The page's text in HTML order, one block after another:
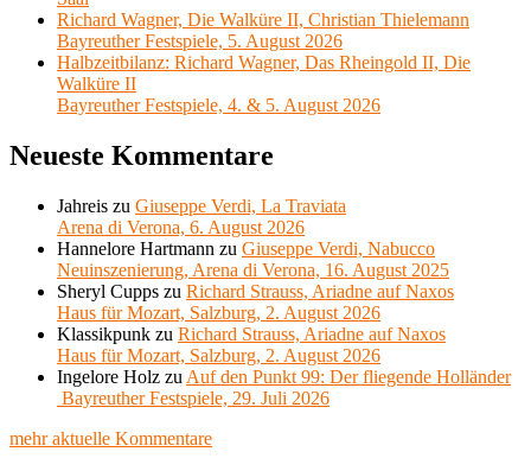
Richard Wagner, Die Walküre II, Christian Thielemann
Bayreuther Festspiele, 5. August 2026
Halbzeitbilanz: Richard Wagner, Das Rheingold II, Die
Walküre II
Bayreuther Festspiele, 4. & 5. August 2026
Neueste Kommentare
Jahreis zu Giuseppe Verdi, La Traviata
Arena di Verona, 6. August 2026
Hannelore Hartmann zu Giuseppe Verdi, Nabucco
Neuinszenierung, Arena di Verona, 16. August 2025
Sheryl Cupps zu Richard Strauss, Ariadne auf Naxos
Haus für Mozart, Salzburg, 2. August 2026
Klassikpunk zu Richard Strauss, Ariadne auf Naxos
Haus für Mozart, Salzburg, 2. August 2026
Ingelore Holz zu Auf den Punkt 99: Der fliegende Holländer
Bayreuther Festspiele, 29. Juli 2026
mehr aktuelle Kommentare